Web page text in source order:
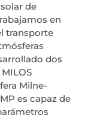
de
en
transporte
dos
Milne-
es capaz de